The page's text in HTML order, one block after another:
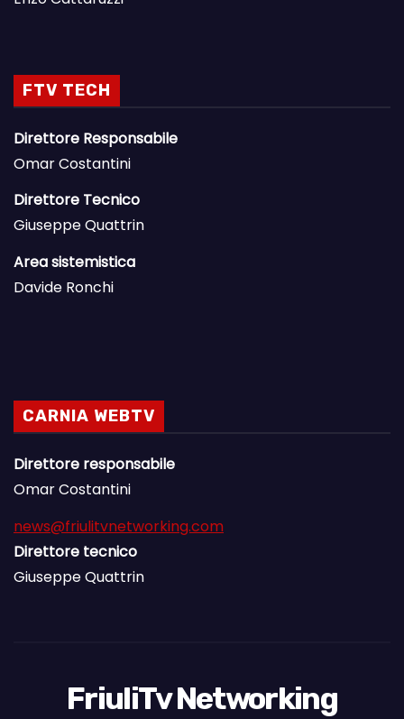
FTV TECH
Direttore Responsabile
Omar Costantini
Direttore Tecnico
Giuseppe Quattrin
Area sistemistica
Davide Ronchi
CARNIA WEBTV
Direttore responsabile
Omar Costantini
news@friulitvnetworking.com
Direttore tecnico
Giuseppe Quattrin
FriuliTv Networking